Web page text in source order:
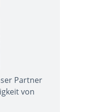
Partner
von